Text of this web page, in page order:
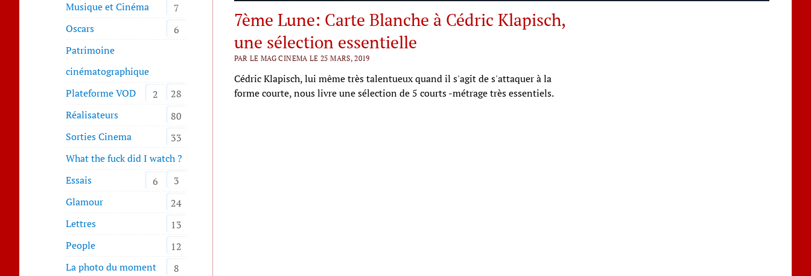
Musique et Cinéma
7
Oscars
6
Patrimoine
cinématographique
28
Plateforme VOD
2
Réalisateurs
80
Sorties Cinema
33
What the fuck did I watch ?
3
Essais
6
Glamour
24
Lettres
13
People
12
La photo du moment
8
7ème Lune: Carte Blanche à Cédric Klapisch,
une sélection essentielle
PAR LE MAG CINEMA LE 25 MARS, 2019
Cédric Klapisch, lui même très talentueux quand il s'agit de s'attaquer à la
forme courte, nous livre une sélection de 5 courts -métrage très essentiels.